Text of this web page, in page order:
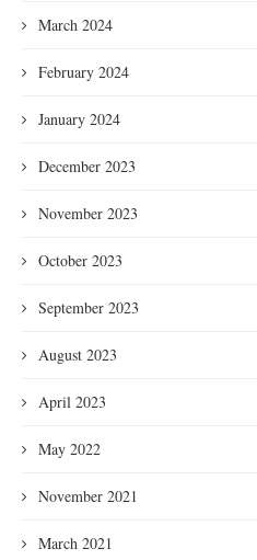
March 2024
February 2024
January 2024
December 2023
November 2023
October 2023
September 2023
August 2023
April 2023
May 2022
November 2021
March 2021